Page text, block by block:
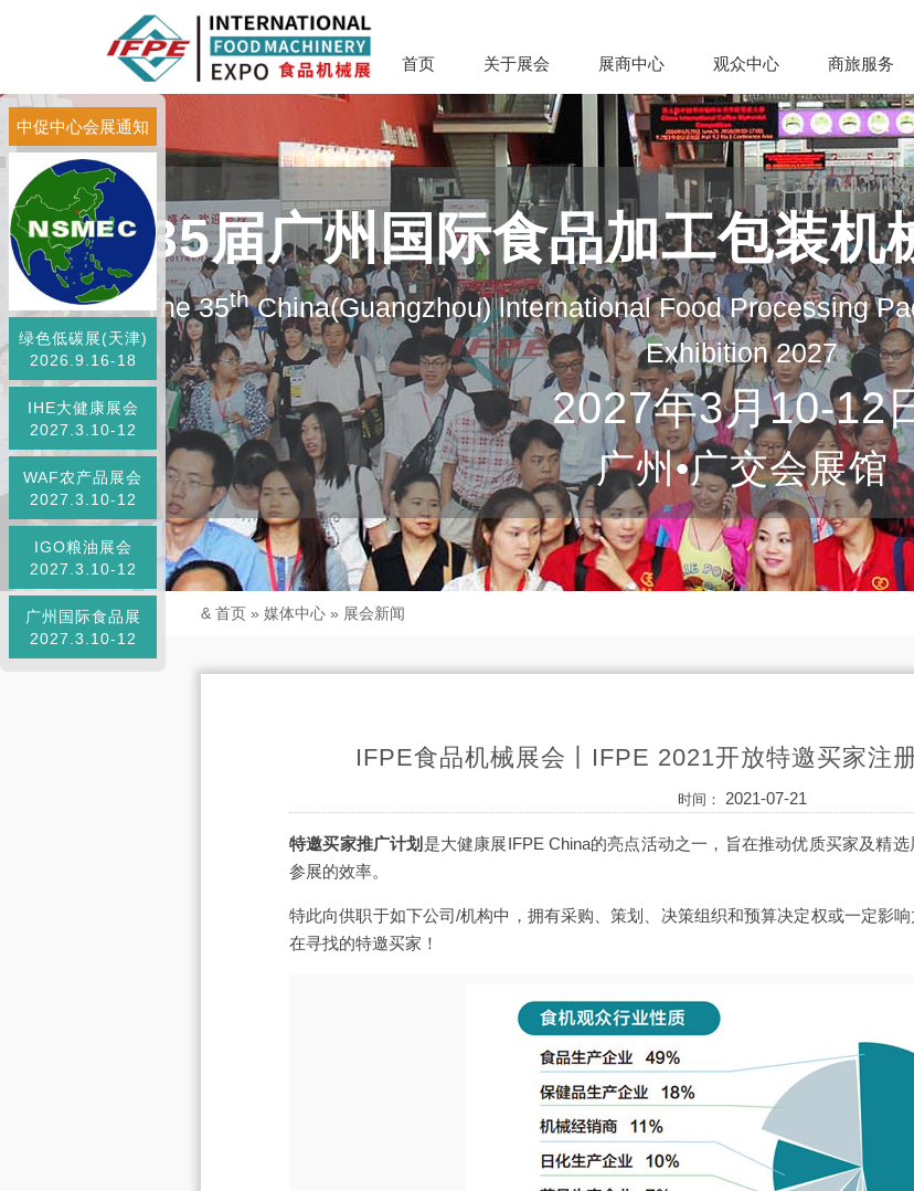
首页 关于展会 展商中心 观众中心 商旅服务
第35届广州国际食品加工包装机
The 35thChina(Guangzhou) lnternational Food Processing
Exhibition 2027
2027年3月10-12
广州•广交会展馆
中促中心会展通知
绿色低碳展(天津)
2026.9.16-18
IHE大健康展会
2027.3.10-12
WAF农产品展会
2027.3.10-12
IGO粮油展会
2027.3.10-12
广州国际食品展
2027.3.10-12
& 首页 » 媒体中心 » 展会新闻
IFPE食品机械展会丨IFPE 2021开放特邀买家注
时间： 2021-07-21
特邀买家推广计划 是大健康展IFPE China的亮点活动之一，旨在推动优质买家及精
参展的效率。
特此向供职于如下公司/机构中，拥有采购、策划、决策组织和预算决定权或一定影
在寻找的特邀买家！